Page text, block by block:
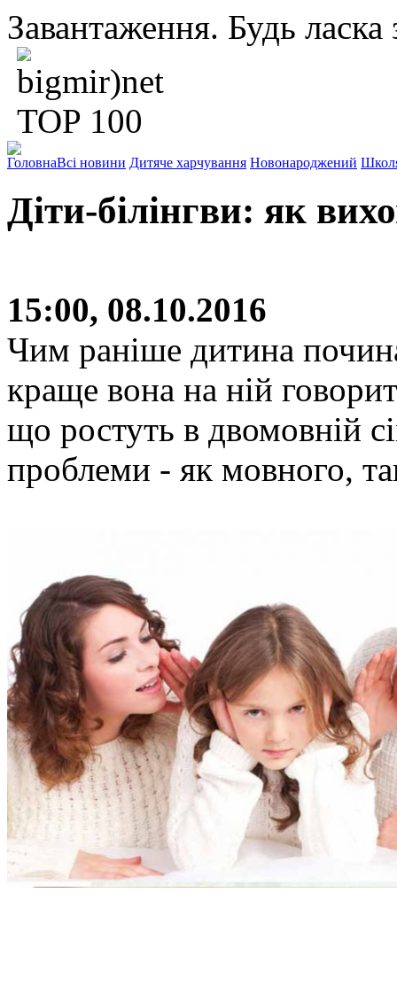
Завантаження. Будь ласка
ГоловнаВсі новини Дитяче харчування Новонароджений
Діти-білінгви: як
15:00, 08.10.2016
Чим раніше дитина
краще вона на ній
що ростуть в двомовній
проблеми - як мовного,